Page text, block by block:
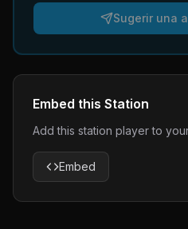
Sugerir una
Embed this Station
Add this station player to
Embed